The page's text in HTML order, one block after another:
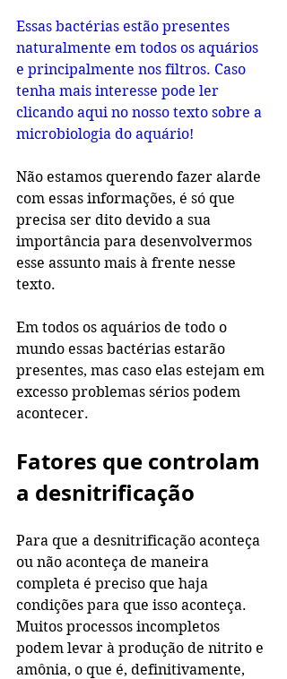
Essas bactérias estão presentes
naturalmente em todos os aquários
e principalmente nos filtros. Caso
tenha mais interesse pode ler
clicando aqui no nosso texto sobre a
microbiologia do aquário!
Não estamos querendo fazer alarde
com essas informações, é só que
precisa ser dito devido a sua
importância para desenvolvermos
esse assunto mais à frente nesse
texto.
Em todos os aquários de todo o
mundo essas bactérias estarão
presentes, mas caso elas estejam em
excesso problemas sérios podem
acontecer.
Fatores que controlam
a desnitrificação
Para que a desnitrificação aconteça
ou não aconteça de maneira
completa é preciso que haja
condições para que isso aconteça.
Muitos processos incompletos
podem levar à produção de nitrito e
amônia, o que é, definitivamente,